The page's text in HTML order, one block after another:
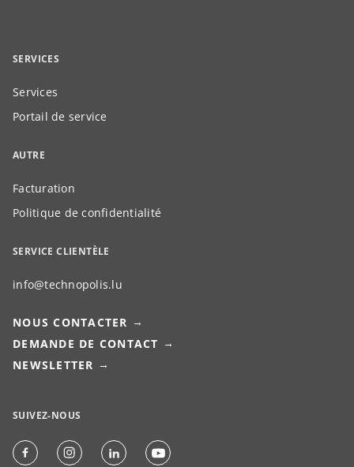
SERVICES
Services
Portail de service
AUTRE
Facturation
Politique de confidentialité
SERVICE CLIENTÈLE
info@technopolis.lu
NOUS CONTACTER
DEMANDE DE CONTACT
NEWSLETTER
SUIVEZ-NOUS